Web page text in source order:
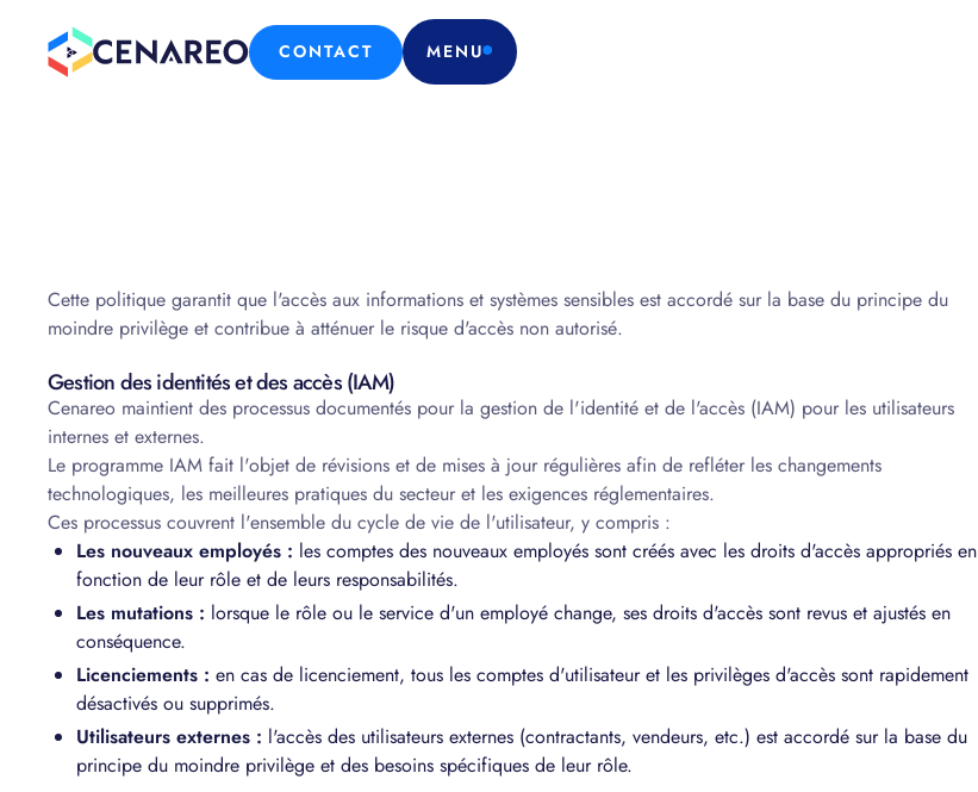
CONTACT MENU
Cette politique garantit que l'accès aux informations et systèmes sensibles est accordé sur la base du principe du
moindre privilège et contribue à atténuer le risque d'accès non autorisé.‍
Gestion des identités et des accès (IAM)
Cenareo maintient des processus documentés pour la gestion de l'identité et de l'accès (IAM) pour les utilisateurs
internes et externes.
Le programme IAM fait l'objet de révisions et de mises à jour régulières afin de refléter les changements
technologiques, les meilleures pratiques du secteur et les exigences réglementaires.
Ces processus couvrent l'ensemble du cycle de vie de l'utilisateur, y compris :
Les nouveaux employés : les comptes des nouveaux employés sont créés avec les droits d'accès appropriés en
fonction de leur rôle et de leurs responsabilités.
Les mutations : lorsque le rôle ou le service d'un employé change, ses droits d'accès sont revus et ajustés en
conséquence.
Licenciements : en cas de licenciement, tous les comptes d'utilisateur et les privilèges d'accès sont rapidement
désactivés ou supprimés.
Utilisateurs externes : l'accès des utilisateurs externes (contractants, vendeurs, etc.) est accordé sur la base du
principe du moindre privilège et des besoins spécifiques de leur rôle.